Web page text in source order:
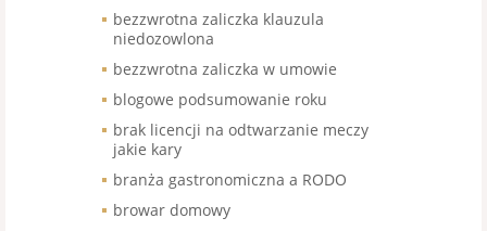
bezzwrotna zaliczka klauzula
niedozowlona
bezzwrotna zaliczka w umowie
blogowe podsumowanie roku
brak licencji na odtwarzanie meczy
jakie kary
branża gastronomiczna a RODO
browar domowy